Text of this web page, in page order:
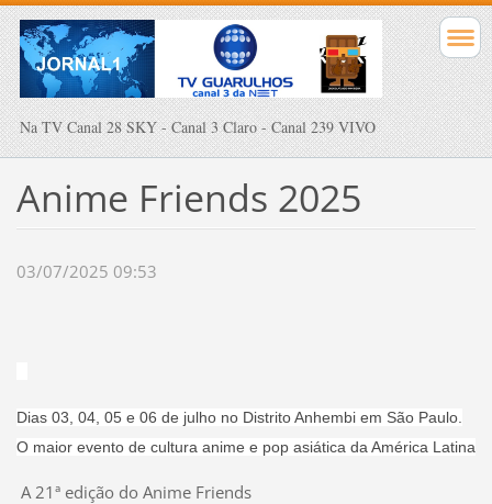
Na TV Canal 28 SKY - Canal 3 Claro - Canal 239 VIVO
Anime Friends 2025
03/07/2025 09:53
Dias 03, 04, 05 e 06 de julho no Distrito Anhembi em São Paulo.
O maior evento de cultura anime e pop asiática da América Latina
A 21ª edição do Anime Friends